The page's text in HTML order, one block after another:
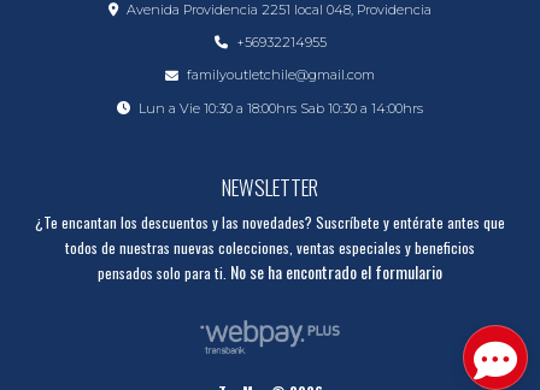
Avenida Providencia 2251 local 048, Providencia
+56932214955
familyoutletchile@gmail.com
Lun a Vie 10:30 a 18:00hrs Sab 10:30 a 14:00hrs
NEWSLETTER
¿Te encantan los descuentos y las novedades? Suscríbete y entérate antes que
todos de nuestras nuevas colecciones, ventas especiales y beneficios
pensados solo para ti. No se ha encontrado el formulario